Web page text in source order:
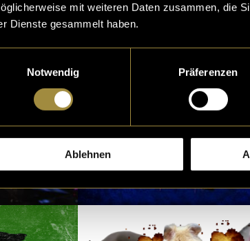
mit weiteren Daten zusammen, die
Dienste gesammelt haben.
Notwendig
Präferenzen
Ablehnen